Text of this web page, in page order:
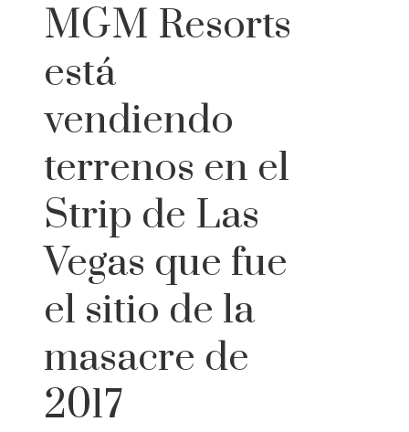
MGM Resorts
está
vendiendo
terrenos en el
Strip de Las
Vegas que fue
el sitio de la
masacre de
2017